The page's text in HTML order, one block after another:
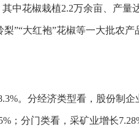
中花椒栽植2.2万余亩、产量
”“大红袍”花椒等一大批农
。分经济类型看，股份制
；分门类看，采矿业增长